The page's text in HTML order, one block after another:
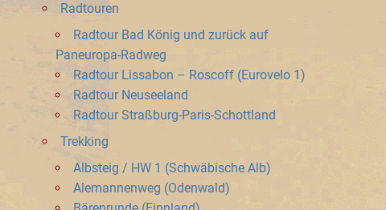
Radtouren
Radtour Bad König und zurück auf
Paneuropa-Radweg
Radtour Lissabon – Roscoff (Eurovelo 1)
Radtour Neuseeland
Radtour Straßburg-Paris-Schottland
Trekking
Albsteig / HW 1 (Schwäbische Alb)
Alemannenweg (Odenwald)